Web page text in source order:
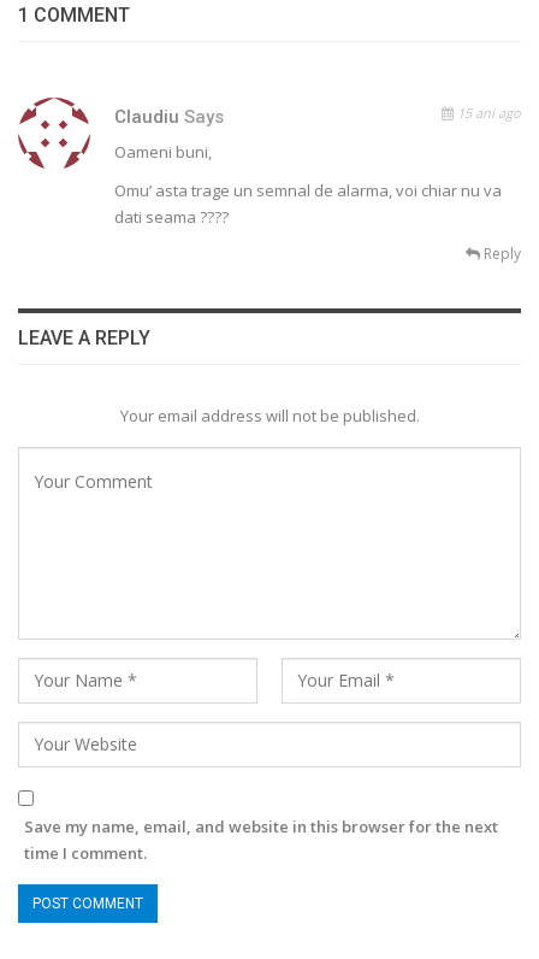
1 COMMENT
Claudiu Says 15 ani ago
Oameni buni,
Omu’ asta trage un semnal de alarma, voi chiar nu va
dati seama ????
Reply
LEAVE A REPLY
Your email address will not be published.
Save my name, email, and website in this browser for the next
time I comment.